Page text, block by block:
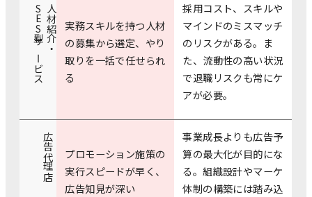
人材紹介・
SES型サービス
実務スキルを持つ人材
の募集から選定、やり
取りを一括で任せられ
る
採用コスト、スキルや
マインドのミスマッチ
のリスクがある。ま
た、流動性の高い状況
で退職リスクも常にケ
アが必要。
広告代理店
プロモーション施策の
実行スピードが早く、
広告知見が深い
事業成長よりも広告予
算の最大化が目的にな
る。組織設計やマーケ
体制の構築には踏み込